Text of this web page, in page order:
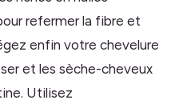
refermer la fibre et
enfin votre chevelure
et les sèche-cheveux
Utilisez